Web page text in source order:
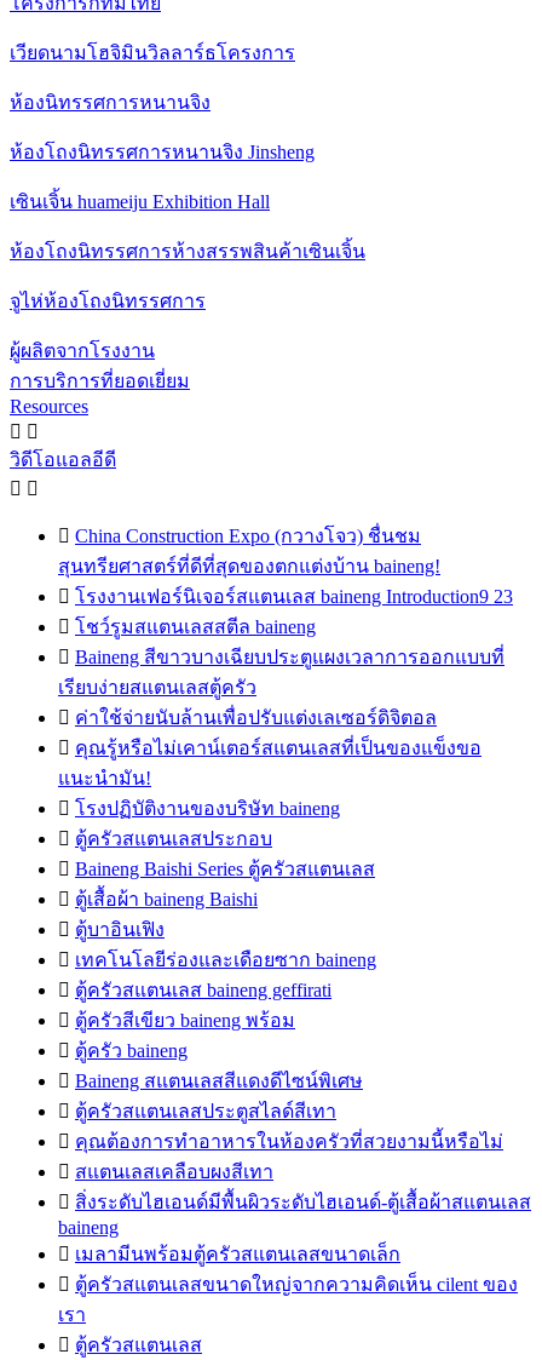
เวียดนามโฮจิมินวิลลาร์ธโครงการ
ห้องนิทรรศการหนานจิง
ห้องโถงนิทรรศการหนานจิง Jinsheng
เซินเจิ้น huameiju Exhibition Hall
ห้องโถงนิทรรศการห้างสรรพสินค้าเซินเจิ้น
จูไห่ห้องโถงนิทรรศการ
ผู้ผลิตจากโรงงาน
การบริการที่ยอดเยี่ยม
Resources
 
วิดีโอแอลอีดี
 
 China Construction Expo (กวางโจว) ชื่นชม
สุนทรียศาสตร์ที่ดีที่สุดของตกแต่งบ้าน baineng!
 โรงงานเฟอร์นิเจอร์สแตนเลส baineng Introduction9 23
 โชว์รูมสแตนเลสสตีล baineng
 Baineng สีขาวบางเฉียบประตูแผงเวลาการออกแบบที่
เรียบง่ายสแตนเลสตู้ครัว
 ค่าใช้จ่ายนับล้านเพื่อปรับแต่งเลเซอร์ดิจิตอล
 คุณรู้หรือไม่เคาน์เตอร์สแตนเลสที่เป็นของแข็งขอ
แนะนำมัน!
 โรงปฏิบัติงานของบริษัท baineng
 ตู้ครัวสแตนเลสประกอบ
 Baineng Baishi Series ตู้ครัวสแตนเลส
 ตู้เสื้อผ้า baineng Baishi
 ตู้บาอินเฟิง
 เทคโนโลยีร่องและเดือยซาก baineng
 ตู้ครัวสแตนเลส baineng geffirati
 ตู้ครัวสีเขียว baineng พร้อม
 ตู้ครัว baineng
 Baineng สแตนเลสสีแดงดีไซน์พิเศษ
 ตู้ครัวสแตนเลสประตูสไลด์สีเทา
 คุณต้องการทำอาหารในห้องครัวที่สวยงามนี้หรือไม่
 สแตนเลสเคลือบผงสีเทา
 สิ่งระดับไฮเอนด์มีพื้นผิวระดับไฮเอนด์-ตู้เสื้อผ้าสแตนเลส
baineng
 เมลามีนพร้อมตู้ครัวสแตนเลสขนาดเล็ก
 ตู้ครัวสแตนเลสขนาดใหญ่จากความคิดเห็น cilent ของ
เรา
 ตู้ครัวสแตนเลส